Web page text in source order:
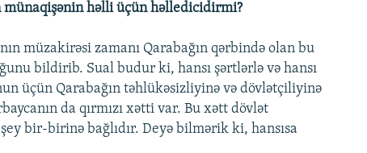
münaqişənin həlli üçün həlledicidirmi?
müzakirəsi zamanı Qarabağın qərbində olan bu
bildirib. Sual budur ki, hansı şərtlərlə və hansı
üçün Qarabağın təhlükəsizliyinə və dövlətçiliyinə
da qırmızı xətti var. Bu xətt dövlət
bir-birinə bağlıdır. Deyə bilmərik ki, hansısa